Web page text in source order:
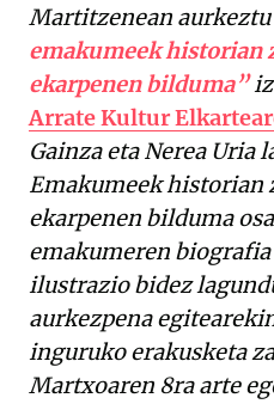
Martitzenean
emakumeek historian
ekarpenen bilduma”
Arrate Kultur
Gainza eta Nerea Uria
Emakumeek historian
ekarpenen bilduma
emakumeren
ilustrazio bidez
aurkezpena
inguruko erakusketa
Martxoaren 8ra arte